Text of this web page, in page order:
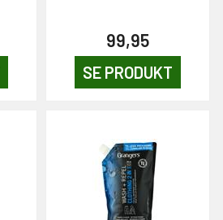
99,95
SE PRODUKT